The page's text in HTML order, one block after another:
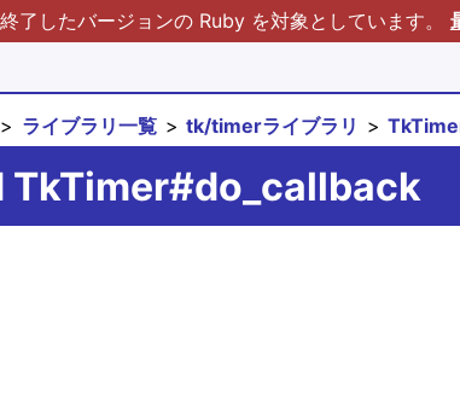
了したバージョンの Ruby を対象としています。
ライブラリ一覧 tk/timerライブラリ